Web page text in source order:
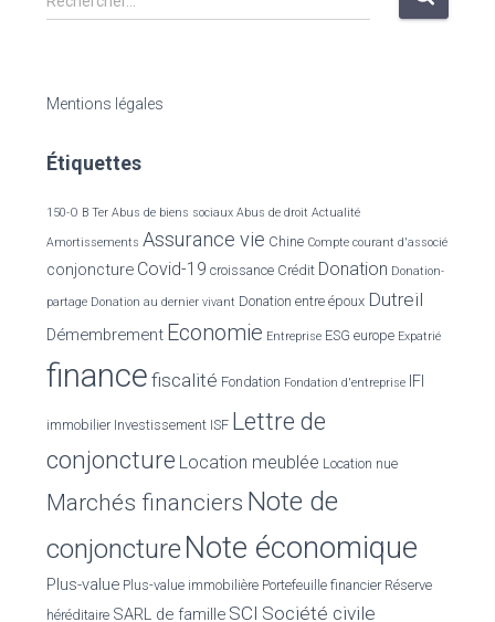
e
r
h
r
Mentions légales
Étiquettes
150-O B Ter Abus de biens sociaux Abus de droit Actualité
Amortissements Assurance vie Chine Compte courant d'associé
conjoncture Covid-19 croissance Crédit Donation Donation-
partage Donation au dernier vivant Donation entre époux Dutreil
Démembrement Economie Entreprise ESG europe Expatrié
finance fiscalité Fondation Fondation d'entreprise IFI
immobilier Investissement ISF Lettre de
conjoncture Location meublée Location nue
Marchés financiers Note de
conjoncture Note économique
Plus-value Plus-value immobilière Portefeuille financier Réserve
héréditaire SARL de famille SCI Société civile